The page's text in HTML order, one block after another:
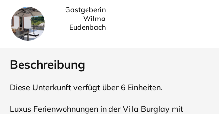
Gastgeberin
Wilma
Eudenbach
Beschreibung
Diese Unterkunft verfügt über 6 Einheiten.
Luxus Ferienwohnungen in der Villa Burglay mit